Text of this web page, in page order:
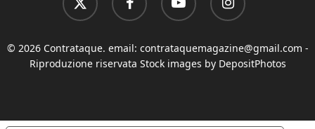
twitter
© 2026 Contrataque. email: contrataquemagazine@gmail.com -
Riproduzione riservata Stock images by DepositPhotos